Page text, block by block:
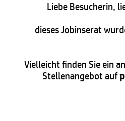
Liebe Besucherin,
dieses Jobinserat
Vielleicht finden Sie ein
Stellenangebot auf